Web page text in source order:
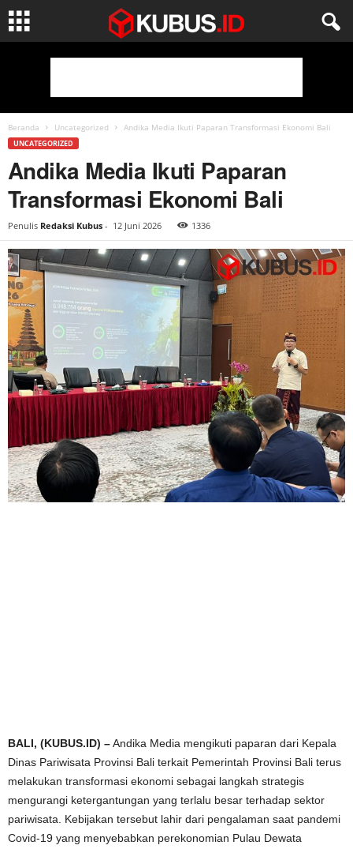
Beranda Uncategorized Andika Media Ikuti Paparan Transformasi Ekonomi Bali
UNCATEGORIZED
Andika Media Ikuti Paparan
Transformasi Ekonomi Bali
Penulis Redaksi Kubus - 12 Juni 2026 1336
BALI, (KUBUS.ID) –Andika Media mengikuti paparan dari Kepala
Dinas Pariwisata Provinsi Bali terkait Pemerintah Provinsi Bali terus
melakukan transformasi ekonomi sebagai langkah strategis
mengurangi ketergantungan yang terlalu besar terhadap sektor
pariwisata. Kebijakan tersebut lahir dari pengalaman saat pandemi
Covid-19 yang menyebabkan perekonomian Pulau Dewata